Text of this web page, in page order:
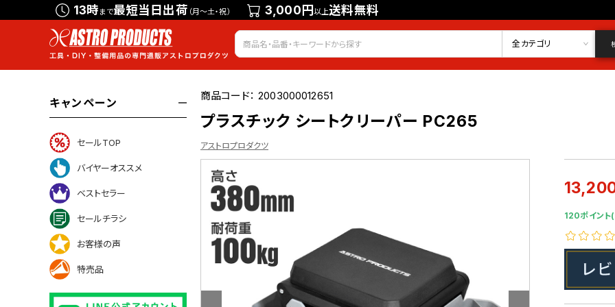
13時まで最短当日出荷 （月～土・祝） 3,000円以上送料無料
会員登録 ログイン
お気に入り
全カテゴリ
キャンペーン
セールTOP
バイヤーオススメ
ベストセラー
セールチラシ
お客様の声
特売品
商品コード：2003000012651
プラスチック シートクリーパー PC265
アストロプロダクツ
120ポイント